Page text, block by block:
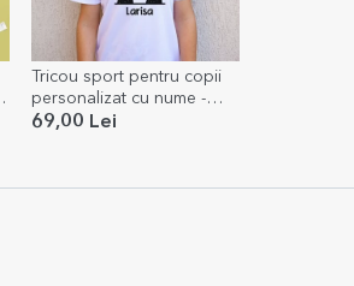
Tricou sport pentru copii
personalizat cu nume -
Ursuleț panda
69,00 Lei